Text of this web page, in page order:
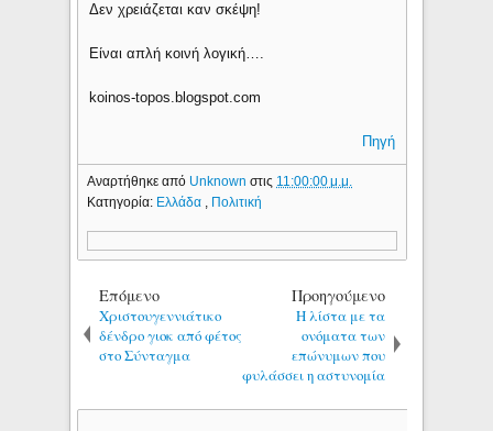
Δεν χρειάζεται καν σκέψη!
Είναι απλή κοινή λογική….
koinos-topos.blogspot.com
Πηγή
Αναρτήθηκε από Unknownστις 11:00:00 μ.μ.
Κατηγορία: Ελλάδα , Πολιτική
Επόμενο
Χριστουγεννιάτικο
δένδρο γιοκ από φέτος
στο Σύνταγμα
Προηγούμενο
Η λίστα με τα
ονόματα των
επώνυμων που
φυλάσσει η αστυνομία